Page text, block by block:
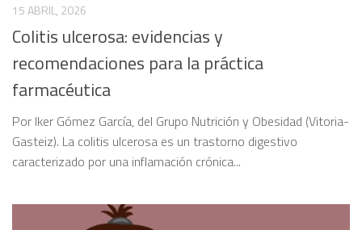
15 ABRIL, 2026
Colitis ulcerosa: evidencias y
recomendaciones para la práctica
farmacéutica
Por Iker Gómez García, del Grupo Nutrición y Obesidad (Vitoria-
Gasteiz). La colitis ulcerosa es un trastorno digestivo
caracterizado por una inflamación crónica...